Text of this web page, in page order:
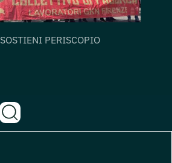
SOSTIENI PERISCOPIO